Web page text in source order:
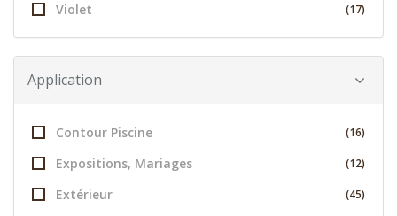
Violet (17)
Application
Contour Piscine (16)
Expositions, Mariages (12)
Extérieur (45)